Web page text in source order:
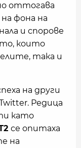
оттогава
фона на
и спорове
които
така и
на други
Редица
като
се опитаха
на